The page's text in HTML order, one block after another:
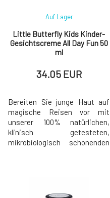
Little Butterfly Kids Kinder-
Gesichtscreme All Day Fun 50
ml
Auf Lager
34.05 EUR
Bereiten Sie junge Haut auf
magische Reisen vor mit
unserer 100% natürlichen,
klinisch getesteten,
mikrobiologisch schonenden
frische Zusammensetzung